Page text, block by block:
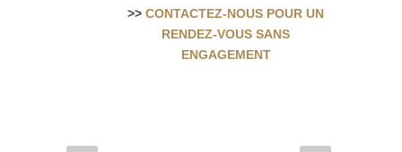
>> CONTACTEZ-NOUS POUR UN
RENDEZ-VOUS SANS
ENGAGEMENT